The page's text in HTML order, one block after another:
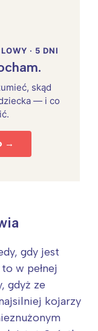
· 5 DNI
skąd
— i co
→
gdy jest
w pełnej
gdyż ze
kojarzy